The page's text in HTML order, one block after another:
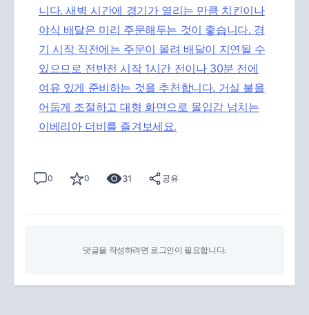
니다. 새벽 시간에 경기가 열리는 만큼 치킨이나
야식 배달은 미리 주문해두는 것이 좋습니다. 경
기 시작 직전에는 주문이 몰려 배달이 지연될 수
있으므로 전반전 시작 1시간 전이나 30분 전에
여유 있게 준비하는 것을 추천합니다. 거실 불을
어둡게 조절하고 대형 화면으로 몰입감 넘치는
이베리아 더비를 즐겨보세요.
0 0 31 공유
댓글을 작성하려면 로그인이 필요합니다.